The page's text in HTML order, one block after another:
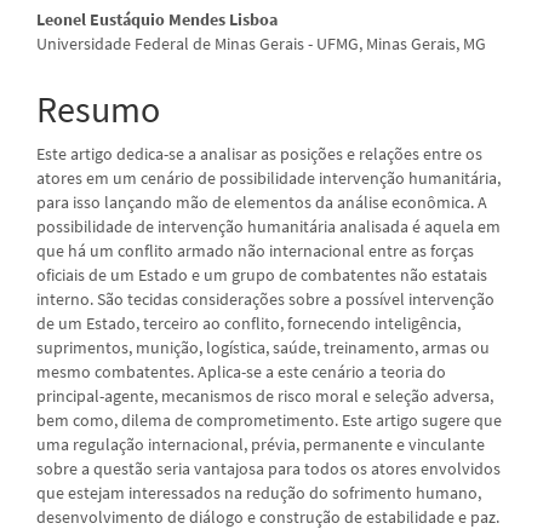
Conteúdo
do
artigo
principal
Leonel Eustáquio Mendes Lisboa
Universidade Federal de Minas Gerais - UFMG, Minas Gerais, MG
Resumo
Este artigo dedica-se a analisar as posições e relações entre os
atores em um cenário de possibilidade intervenção humanitária,
para isso lançando mão de elementos da análise econômica. A
possibilidade de intervenção humanitária analisada é aquela em
que há um conflito armado não internacional entre as forças
oficiais de um Estado e um grupo de combatentes não estatais
interno. São tecidas considerações sobre a possível intervenção
de um Estado, terceiro ao conflito, fornecendo inteligência,
suprimentos, munição, logística, saúde, treinamento, armas ou
mesmo combatentes. Aplica-se a este cenário a teoria do
principal-agente, mecanismos de risco moral e seleção adversa,
bem como, dilema de comprometimento. Este artigo sugere que
uma regulação internacional, prévia, permanente e vinculante
sobre a questão seria vantajosa para todos os atores envolvidos
que estejam interessados na redução do sofrimento humano,
desenvolvimento de diálogo e construção de estabilidade e paz.